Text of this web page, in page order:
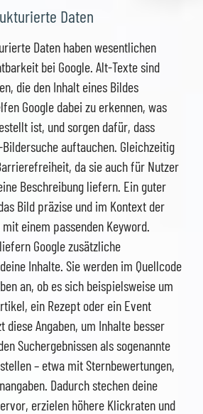
Daten
Daten haben wesentlichen
bei Google. Alt-Texte sind
die den Inhalt eines Bildes
Google dabei zu erkennen, was
ist, und sorgen dafür, dass
auftauchen. Gleichzeitig
da sie auch für Nutzer
Beschreibung liefern. Ein guter
Bild präzise und im Kontext der
einem passenden Keyword.
Google zusätzliche
Inhalte. Sie werden im Quellcode
an, ob es sich beispielsweise um
ein Rezept oder ein Event
diese Angaben, um Inhalte besser
Suchergebnissen als sogenannte
– etwa mit Sternbewertungen,
Dadurch stechen deine
erzielen höhere Klickraten und